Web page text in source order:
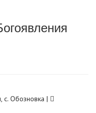
с. Обозновка |